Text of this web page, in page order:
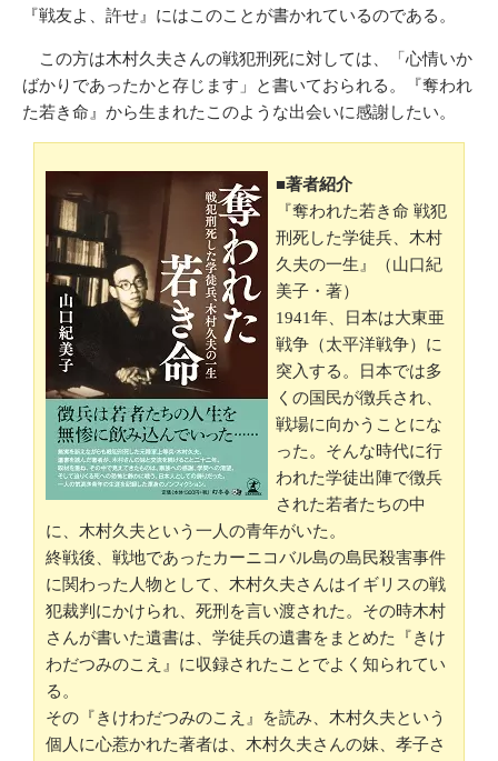
『戦友よ、許せ』にはこのことが書かれているのである。
この方は木村久夫さんの戦犯刑死に対しては、「心情いか
ばかりであったかと存じます」と書いておられる。『奪われ
た若き命』から生まれたこのような出会いに感謝したい。
■著者紹介
『奪われた若き命 戦犯
刑死した学徒兵、木村
久夫の一生』
（山口紀
美子・著）
1941年、日本は大東亜
戦争（太平洋戦争）に
突入する。日本では多
くの国民が徴兵され、
戦場に向かうことにな
った。そんな時代に行
われた学徒出陣で徴兵
された若者たちの中
に、木村久夫という一人の青年がいた。
終戦後、戦地であったカーニコバル島の島民殺害事件
に関わった人物として、木村久夫さんはイギリスの戦
犯裁判にかけられ、死刑を言い渡された。その時木村
さんが書いた遺書は、学徒兵の遺書をまとめた『きけ
わだつみのこえ』に収録されたことでよく知られてい
る。
その『きけわだつみのこえ』を読み、木村久夫という
個人に心惹かれた著者は、木村久夫さんの妹、孝子さ